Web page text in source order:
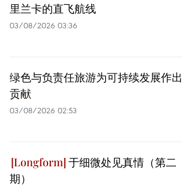
里兰卡的直飞航线
03/08/2026 03:36
绿色与负责任旅游为可持续发展作出
贡献
03/08/2026 02:53
于细微处见真情（第二
期）